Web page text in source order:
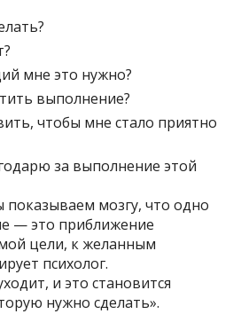
мне это нужно?
выполнение?
чтобы мне стало приятно
за выполнение этой
мозгу, что одно
— это приближение
цели, к желанным
психолог.
и это становится
нужно сделать».